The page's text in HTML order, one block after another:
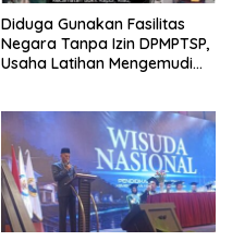
Diduga Gunakan Fasilitas
Negara Tanpa Izin DPMPTSP,
Usaha Latihan Mengemudi